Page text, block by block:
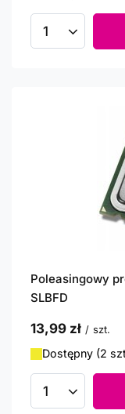
Ilość produktów
Poleasingowy
SLBFD
13,99 zł / szt.
Dostępny (2
Ilość produktów